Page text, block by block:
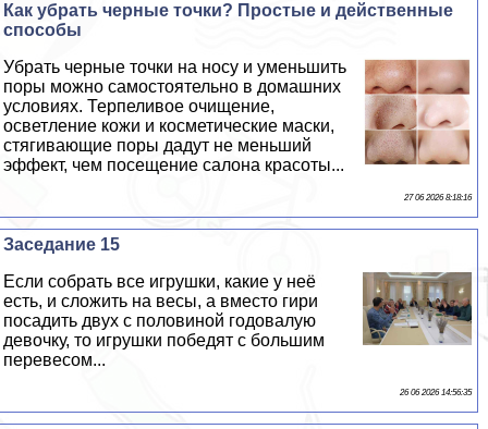
Как убрать черные точки? Простые и действенные
способы
Убрать черные точки на носу и уменьшить
поры можно самостоятельно в домашних
условиях. Терпеливое очищение,
осветление кожи и косметические маски,
стягивающие поры дадут не меньший
эффект, чем посещение салона красоты...
27 06 2026 8:18:16
Заседание 15
Если собрать все игрушки, какие у неё
есть, и сложить на весы, а вместо гири
посадить двух с половиной годовалую
дeвoчку, то игрушки победят с большим
перевесом...
26 06 2026 14:56:35